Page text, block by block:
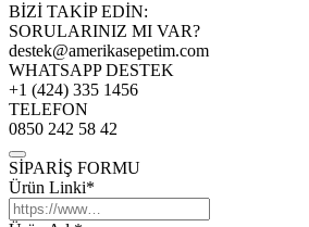
BİZİ TAKİP EDİN:
SORULARINIZ MI VAR?
destek@amerikasepetim.com
WHATSAPP DESTEK
+1 (424) 335 1456
TELEFON
0850 242 58 42
SİPARİŞ FORMU
Ürün Linki*